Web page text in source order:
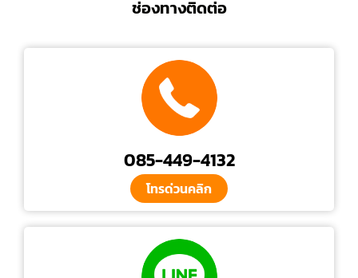
ช่องทางติดต่อ
085-449-4132
โทรด่วนคลิก